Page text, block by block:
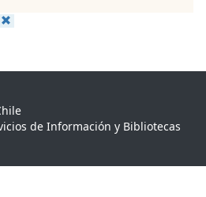
de Información y Bibliotecas